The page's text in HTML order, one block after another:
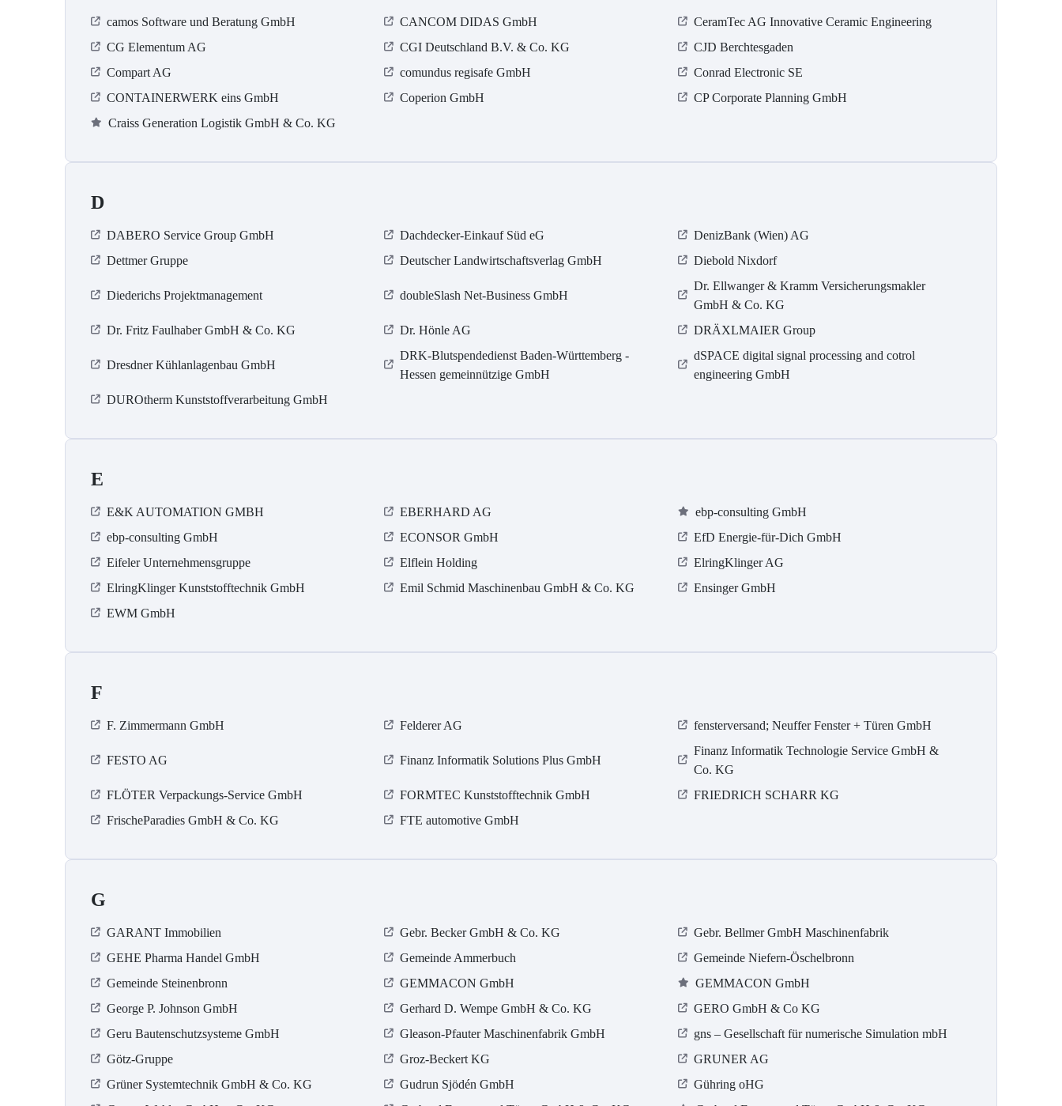
camos Software und Beratung GmbH CANCOM DIDAS GmbH
CeramTec AG Innovative Ceramic Engineering
CG Elementum AG
CGI Deutschland B.V. & Co. KG
CJD Berchtesgaden
Compart AG
comundus regisafe GmbH
Conrad Electronic SE
CONTAINERWERK eins GmbH
Coperion GmbH
CP Corporate Planning GmbH
Craiss Generation Logistik GmbH & Co. KG
D
DABERO Service Group GmbH Dachdecker-Einkauf Süd eG
DenizBank (Wien) AG
Dettmer Gruppe
Deutscher Landwirtschaftsverlag GmbH Diebold Nixdorf
Diederichs Projektmanagement doubleSlash Net-Business GmbH
Dr. Ellwanger & Kramm Versicherungsmakler
GmbH & Co. KG
Dr. Fritz Faulhaber GmbH & Co. KG
Dr. Hönle AG DRÄXLMAIER Group
Dresdner Kühlanlagenbau GmbH
DRK-Blutspendedienst Baden-Württemberg -
Hessen gemeinnützige GmbH
dSPACE digital signal processing and cotrol
engineering GmbH
DUROtherm Kunststoffverarbeitung GmbH
E
E&K AUTOMATION GMBH EBERHARD AG
ebp-consulting GmbH
ebp-consulting GmbH
ECONSOR GmbH
EfD Energie-für-Dich GmbH
Eifeler Unternehmensgruppe
Elflein Holding
ElringKlinger AG
ElringKlinger Kunststofftechnik GmbH
Emil Schmid Maschinenbau GmbH & Co. KG
Ensinger GmbH
EWM GmbH
F
F. Zimmermann GmbH Felderer AG fensterversand; Neuffer Fenster + Türen GmbH
FESTO AG Finanz Informatik Solutions Plus GmbH
Finanz Informatik Technologie Service GmbH &
Co. KG
FLÖTER Verpackungs-Service GmbH
FORMTEC Kunststofftechnik GmbH
FRIEDRICH SCHARR KG
FrischeParadies GmbH & Co. KG
FTE automotive GmbH
G
GARANT Immobilien Gebr. Becker GmbH & Co. KG
Gebr. Bellmer GmbH Maschinenfabrik
GEHE Pharma Handel GmbH
Gemeinde Ammerbuch
Gemeinde Niefern-Öschelbronn
Gemeinde Steinenbronn
GEMMACON GmbH
GEMMACON GmbH
George P. Johnson GmbH
Gerhard D. Wempe GmbH & Co. KG
GERO GmbH & Co KG
Geru Bautenschutzsysteme GmbH
Gleason-Pfauter Maschinenfabrik GmbH
gns – Gesellschaft für numerische Simulation mbH
Götz-Gruppe
Groz-Beckert KG
GRUNER AG
Grüner Systemtechnik GmbH & Co. KG
Gudrun Sjödén GmbH
Gühring oHG